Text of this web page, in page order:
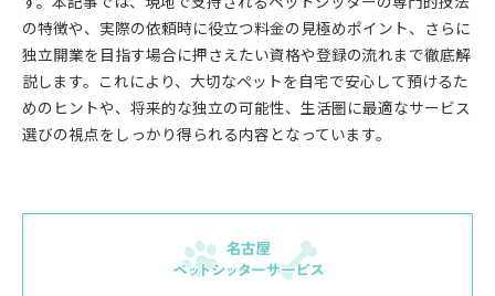
の特徴や、実際の依頼時に役立つ料金の見極めポイント、さらに
独立開業を目指す場合に押さえたい資格や登録の流れまで徹底解
説します。これにより、大切なペットを自宅で安心して預けるた
めのヒントや、将来的な独立の可能性、生活圏に最適なサービス
選びの視点をしっかり得られる内容となっています。